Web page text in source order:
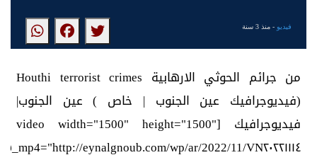
فيديو - منذ 3 سنة
من جرائم الحوثي الارهابية Houthi terrorist crimes
(فيديوجرافيك عين الجنوب | خاص ) عين الجنوب|
فيديوجرافيك [video width="1500" height="1500"